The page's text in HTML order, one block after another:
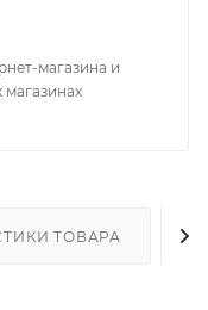
магазина и
магазинах
ТОВАРА